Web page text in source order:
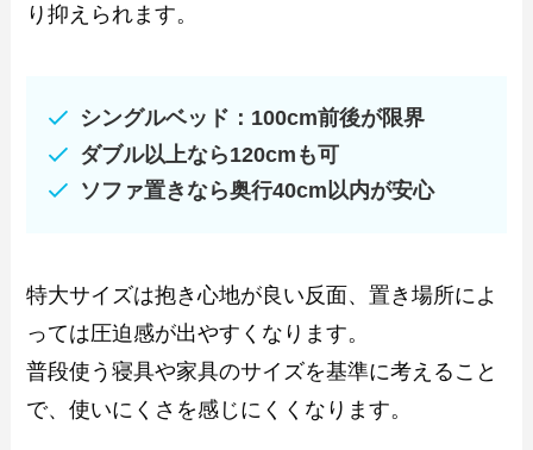
り抑えられます。
シングルベッド：100cm前後が限界
ダブル以上なら120cmも可
ソファ置きなら奥行40cm以内が安心
特大サイズは抱き心地が良い反面、置き場所によ
っては圧迫感が出やすくなります。
普段使う寝具や家具のサイズを基準に考えること
で、使いにくさを感じにくくなります。